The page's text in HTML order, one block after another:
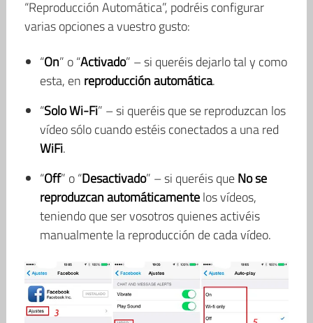
“Reproducción Automática”, podréis configurar
varias opciones a vuestro gusto:
“On” o “Activado” – si queréis dejarlo tal y como
esta, en reproducción automática.
“Solo Wi-Fi” – si queréis que se reproduzcan los
vídeo sólo cuando estéis conectados a una red
WiFi.
“Off” o “Desactivado” – si queréis queNo se
reproduzcan automáticamentelos vídeos,
teniendo que ser vosotros quienes activéis
manualmente la reproducción de cada vídeo.